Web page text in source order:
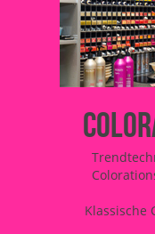
Klassische